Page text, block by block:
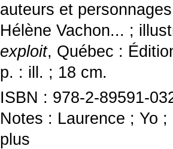
auteurs et
Hélène Vachon... ;
exploit, Québec :
p. : ill. ; 18 cm.
ISBN : 978-2-89591-
Notes : Laurence ; Yo
plus